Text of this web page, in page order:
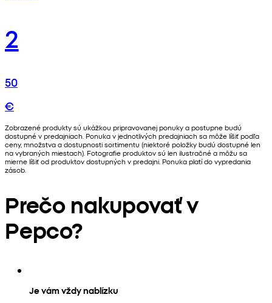
2
50
€
Zobrazené produkty sú ukážkou pripravovanej ponuky a postupne budú
dostupné v predajniach. Ponuka v jednotlivých predajniach sa môže líšiť podľa
ceny, množstva a dostupnosti sortimentu (niektoré položky budú dostupné len
na vybraných miestach). Fotografie produktov sú len ilustračné a môžu sa
mierne líšiť od produktov dostupných v predajni. Ponuka platí do vypredania
zásob.
Prečo nakupovať v
Pepco?
Je vám vždy nablízku